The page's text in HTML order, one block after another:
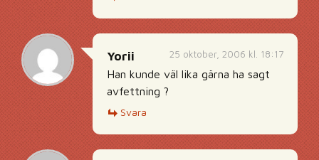
25 oktober, 2006 kl. 18:17
Yorii
Han kunde väl lika gärna ha sagt
avfettning ?
Svara